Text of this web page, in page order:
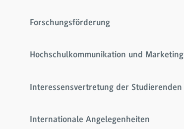
Forschungsförderung
Hochschulkommunikation und Marketing
Interessensvertretung der Studierenden
Internationale Angelegenheiten